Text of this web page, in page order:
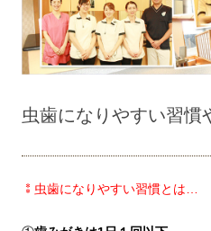
虫歯になりやすい習
⁑虫歯になりやすい習慣とは…